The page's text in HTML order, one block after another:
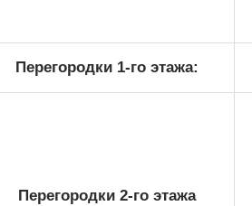
Перегородки 1-го этажа:
Перегородки 2-го этажа